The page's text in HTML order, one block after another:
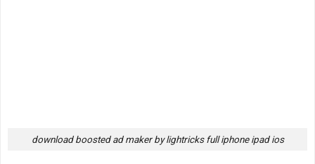
download boosted ad maker by lightricks full iphone ipad ios